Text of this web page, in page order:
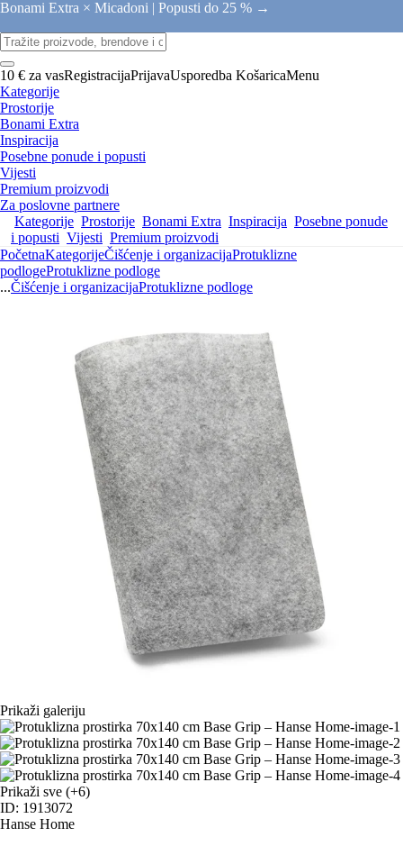
Bonami Extra × Micadoni | Popusti do 25 % →
10 € za vasRegistracijaPrijavaUsporedba KošaricaMenu
Kategorije
Prostorije
Bonami Extra
Inspiracija
Posebne ponude i popusti
Vijesti
Premium proizvodi
Za poslovne partnere
Kategorije Prostorije Bonami Extra Inspiracija Posebne ponude
i popusti Vijesti Premium proizvodi
PočetnaKategorijeČišćenje i organizacijaProtuklizne
podlogeProtuklizne podloge
...Čišćenje i organizacijaProtuklizne podloge
Prikaži galeriju
Prikaži sve (+6)
ID: 1913072
Hanse Home